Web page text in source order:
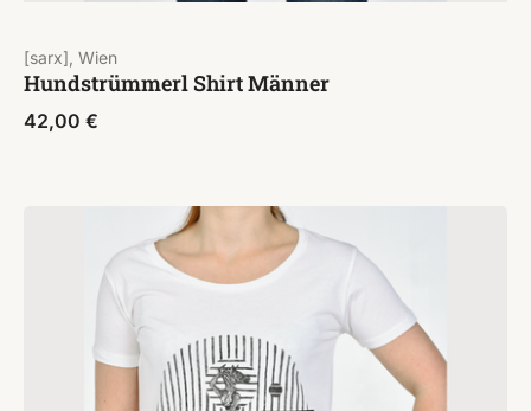
[sarx], Wien
Hundstrümmerl Shirt Männer
42,00 €